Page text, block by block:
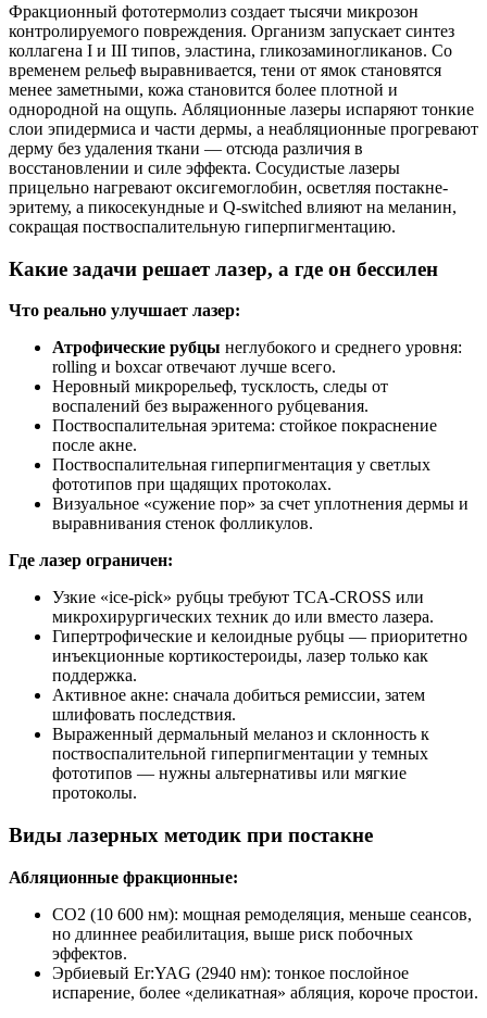
Фракционный фототермолиз создает тысячи микрозон
контролируемого повреждения. Организм запускает синтез
коллагена I и III типов, эластина, гликозаминогликанов. Со
временем рельеф выравнивается, тени от ямок становятся
менее заметными, кожа становится более плотной и
однородной на ощупь. Абляционные лазеры испаряют тонкие
слои эпидермиса и части дермы, а неабляционные прогревают
дерму без удаления ткани — отсюда различия в
восстановлении и силе эффекта. Сосудистые лазеры
прицельно нагревают оксигемоглобин, осветляя постакне-
эритему, а пикосекундные и Q-switched влияют на меланин,
сокращая поствоспалительную гиперпигментацию.
Какие задачи решает лазер, а где он бессилен
Что реально улучшает лазер:
Атрофические рубцы неглубокого и среднего уровня:
rolling и boxcar отвечают лучше всего.
Неровный микрорельеф, тусклость, следы от
воспалений без выраженного рубцевания.
Поствоспалительная эритема: стойкое покраснение
после акне.
Поствоспалительная гиперпигментация у светлых
фототипов при щадящих протоколах.
Визуальное «сужение пор» за счет уплотнения дермы и
выравнивания стенок фолликулов.
Где лазер ограничен:
Узкие «ice-pick» рубцы требуют TCA-CROSS или
микрохирургических техник до или вместо лазера.
Гипертрофические и келоидные рубцы — приоритетно
инъекционные кортикостероиды, лазер только как
поддержка.
Активное акне: сначала добиться ремиссии, затем
шлифовать последствия.
Выраженный дермальный меланоз и склонность к
поствоспалительной гиперпигментации у темных
фототипов — нужны альтернативы или мягкие
протоколы.
Виды лазерных методик при постакне
Абляционные фракционные:
CO2 (10 600 нм): мощная ремоделяция, меньше сеансов,
но длиннее реабилитация, выше риск побочных
эффектов.
Эрбиевый Er:YAG (2940 нм): тонкое послойное
испарение, более «деликатная» абляция, короче простои.